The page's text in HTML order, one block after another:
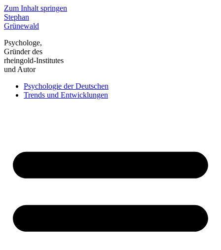
Zum Inhalt springen
Stephan
Grünewald
Psychologe,
Gründer des
rheingold-Institutes
und Autor
Psychologie der Deutschen
Trends und Entwicklungen